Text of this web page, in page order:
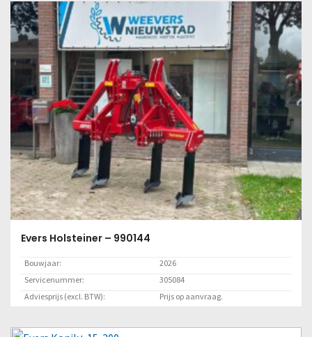
Evers Holsteiner – 990144
Bouwjaar:
2026
Servicenummer:
305084
Adviesprijs (excl. BTW):
Prijs op aanvraag.